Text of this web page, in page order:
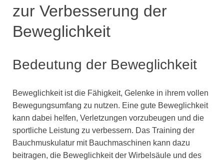
zur Verbesserung der
Beweglichkeit
Bedeutung der Beweglichkeit
Beweglichkeit ist die Fähigkeit, Gelenke in ihrem vollen
Bewegungsumfang zu nutzen. Eine gute Beweglichkeit
kann dabei helfen, Verletzungen vorzubeugen und die
sportliche Leistung zu verbessern. Das Training der
Bauchmuskulatur mit Bauchmaschinen kann dazu
beitragen, die Beweglichkeit der Wirbelsäule und des